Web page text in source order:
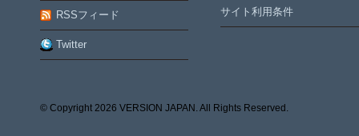
RSSフィード
Twitter
サイト利用条件
© Copyright 2026 VERSION JAPAN. All Rights Reserved.